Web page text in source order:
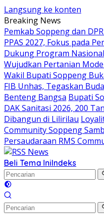
Langsung ke konten
Breaking News
Pemkab Soppeng dan
PPAS 2027, Fokus pada
Dukung Program
Wujudkan Pertanian
Wakil Bupati Soppeng
FIB Unhas, Tegaskan
Benteng Bangsa Bupati
DAK Sanitasi 2026, 200
Dibangun di Lilirilau
Community Soppeng
Persaudaraan RMS
Beli Tema IniIndeks